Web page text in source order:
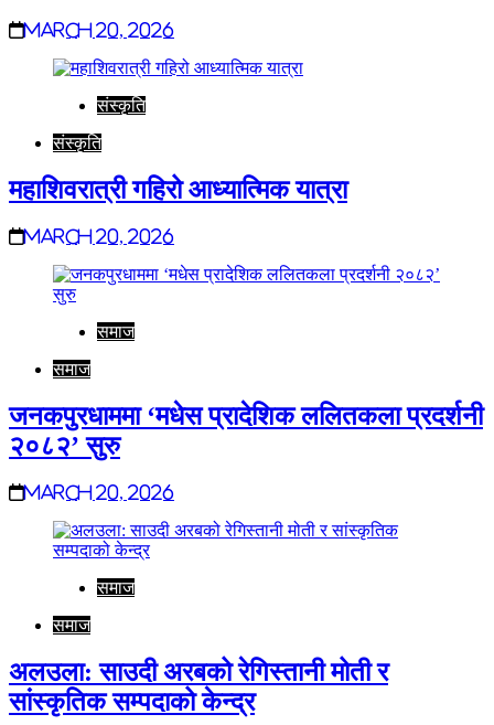
March 20, 2026
संस्कृति
संस्कृति
महाशिवरात्री गहिरो आध्यात्मिक यात्रा
March 20, 2026
समाज
समाज
जनकपुरधाममा ‘मधेस प्रादेशिक ललितकला प्रदर्शनी
२०८२’ सुरु
March 20, 2026
समाज
समाज
अलउला: साउदी अरबको रेगिस्तानी मोती र
सांस्कृतिक सम्पदाको केन्द्र